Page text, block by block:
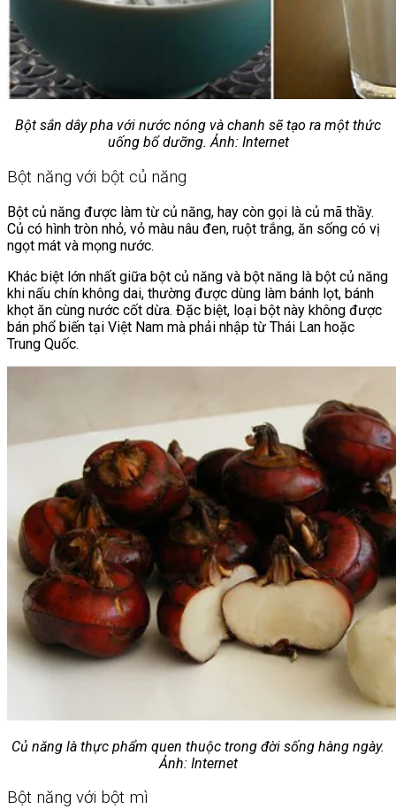
Bột sắn dây pha với nước nóng và chanh sẽ tạo ra một thức
uống bổ dưỡng. Ảnh: Internet
Bột năng với bột củ năng
Bột củ năng được làm từ củ năng, hay còn gọi là củ mã thầy.
Củ có hình tròn nhỏ, vỏ màu nâu đen, ruột trắng, ăn sống có vị
ngọt mát và mọng nước.
Khác biệt lớn nhất giữa bột củ năng và bột năng là bột củ năng
khi nấu chín không dai, thường được dùng làm bánh lọt, bánh
khọt ăn cùng nước cốt dừa. Đặc biệt, loại bột này không được
bán phổ biến tại Việt Nam mà phải nhập từ Thái Lan hoặc
Trung Quốc.
Củ năng là thực phẩm quen thuộc trong đời sống hàng ngày.
Ảnh: Internet
Bột năng với bột mì